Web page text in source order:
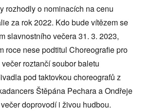
rozhodly o nominacích na cenu
za rok 2022. Kdo bude vítězem se
slavnostního večera 31. 3. 2023,
roce nese podtitul Choreografie pro
roztančí soubor baletu
pod taktovkou choreografů z
Štěpána Pechara a Ondřeje
doprovodí i živou hudbou.